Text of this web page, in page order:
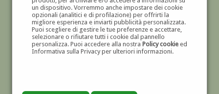
un dispositivo. Vorremmo anche impostare dei cookie
opzionali (analitici e di profilazione) per offrirti la
migliore esperienza e inviarti pubblicità personalizzata.
Puoi scegliere di gestire le tue preferenze e accettare,
selezionare o rifiutare tutti i cookie dal pannello
personalizza. Puoi accedere alla nostra Policy cookieed
Informativa sulla Privacy per ulteriori informazioni.